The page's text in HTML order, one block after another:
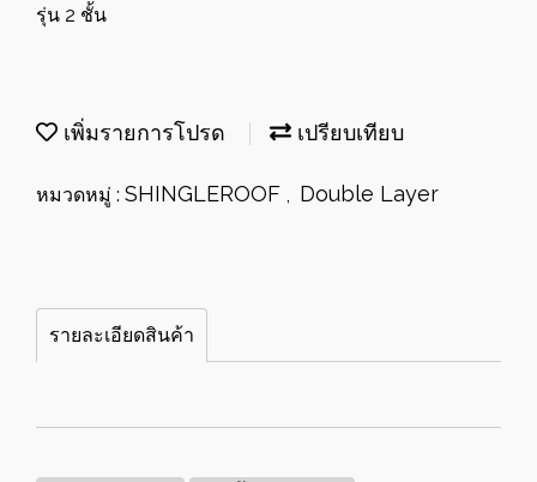
รุ่น 2 ชั้น
เพิ่มรายการโปรด เปรียบเทียบ
หมวดหมู่ : SHINGLEROOF , Double Layer
รายละเอียดสินค้า